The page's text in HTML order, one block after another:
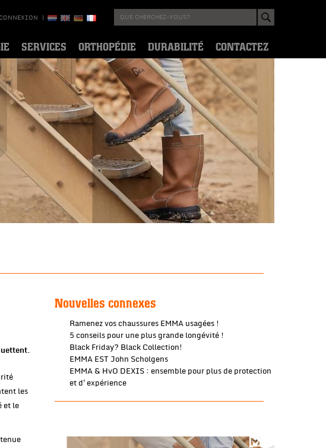
CONNEXION |
SERVICES ORTHOPÉDIE DURABILITÉ CONTACTEZ
les
et le
Nouvelles connexes
Ramenez vos chaussures EMMA usagées !
5 conseils pour une plus grande longévité !
Black Friday? Black Collection!
EMMA EST John Scholgens
EMMA & HvO DEXIS : ensemble pour plus de protection
et d'expérience